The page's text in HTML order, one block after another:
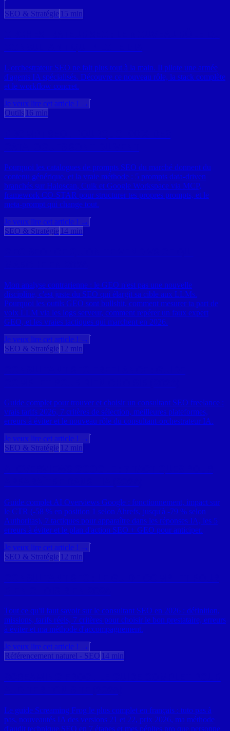
SEO & Stratégie 15 min
L'orchestrateur SEO ne fait plus tout à la main. Il pilote une armée
d'agents IA spécialisés. Découvre ce nouveau rôle, la stack complète
et le workflow concret.
Je veux lire cet article ! →
Outils 16 min
Pourquoi les catalogues de prompts SEO du marché donnent du
contenu générique, et la vraie méthode : 5 prompts data-driven
branchés sur Haloscan, Cuik et Google Workspace via MCP,
framework CO-STAR pour structurer tes propres prompts, et le
meta-prompt qui change tout.
Je veux lire cet article ! →
SEO & Stratégie 14 min
Mon analyse contrarienne : le GEO n'est pas une nouvelle
discipline, c'est juste du SEO qui élargit sa cible aux LLMs.
Pourquoi les outils GEO sont bullshit, comment mesurer ta part de
voix LLM via les logs serveur, comment repérer un faux expert
GEO, et les vraies tactiques qui marchent en 2026.
Je veux lire cet article ! →
SEO & Stratégie 12 min
Guide complet pour trouver et choisir un consultant SEO freelance :
vrais tarifs 2026, 7 critères de sélection, meilleures plateformes,
erreurs à éviter et le nouveau rôle du consultant-orchestrateur IA.
Je veux lire cet article ! →
SEO & Stratégie 12 min
Guide complet AI Overviews Google : fonctionnement, impact sur
le CTR (-58 % en position 1 selon Ahrefs, jusqu'à -79 % selon
Authoritas), 7 tactiques pour apparaître dans les réponses IA, les 5
erreurs à éviter et le plan d'action SEO + GEO pour anticiper.
Je veux lire cet article ! →
SEO & Stratégie 12 min
Tout ce qu'il faut savoir sur le consultant SEO en 2026 : définition,
missions, tarifs réels, 7 critères pour choisir le bon prestataire, erreurs
à éviter et ma méthode d'accompagnement.
Je veux lire cet article ! →
Référencement naturel - SEO 14 min
Le guide Screaming Frog le plus complet en français : tuto pas à
pas, nouveautés IA des versions 21 et 22, prix 2026, ma méthode
d'audit technique SEO en 7 étapes et mes pépites pro que personne